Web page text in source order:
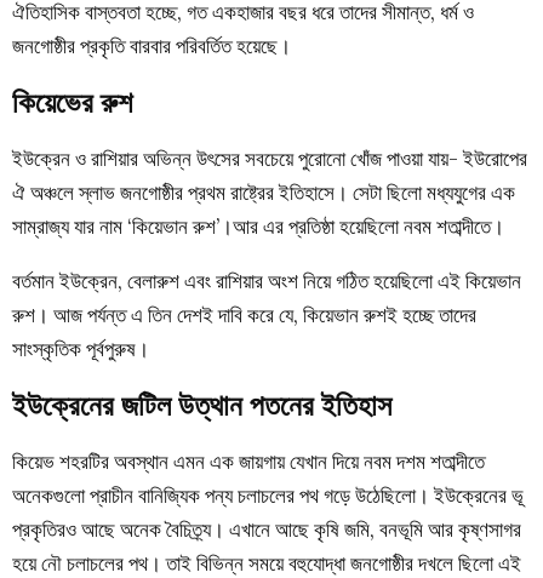
ঐতিহাসিক বাস্তবতা হচ্ছে, গত একহাজার বছর ধরে তাদের সীমান্ত, ধর্ম ও
জনগোষ্ঠীর প্রকৃতি বারবার পরিবর্তিত হয়েছে।
কিয়েভের রুশ
ইউক্রেন ও রাশিয়ার অভিন্ন উৎসের সবচেয়ে পুরোনো খোঁজ পাওয়া যায়- ইউরোপের
ঐ অঞ্চলে স্লাভ জনগোষ্ঠীর প্রথম রাষ্ট্রের ইতিহাসে। সেটা ছিলো মধ্যযুগের এক
সাম্রাজ্য যার নাম ‘কিয়েভান রুশ’।আর এর প্রতিষ্ঠা হয়েছিলো নবম শতাব্দীতে।
বর্তমান ইউক্রেন, বেলারুশ এবং রাশিয়ার অংশ নিয়ে গঠিত হয়েছিলো এই কিয়েভান
রুশ। আজ পর্যন্ত এ তিন দেশই দাবি করে যে, কিয়েভান রুশই হচ্ছে তাদের
সাংস্কৃতিক পূর্বপুরুষ।
ইউক্রেনের জটিল উত্থান পতনের ইতিহাস
কিয়েভ শহরটির অবস্থান এমন এক জায়গায় যেখান দিয়ে নবম দশম শতাব্দীতে
অনেকগুলো প্রাচীন বানিজ্যিক পন্য চলাচলের পথ গড়ে উঠেছিলো। ইউক্রেনের ভূ
প্রকৃতিরও আছে অনেক বৈচিত্র্য। এখানে আছে কৃষি জমি, বনভূমি আর কৃষ্ণসাগর
হয়ে নৌ চলাচলের পথ। তাই বিভিন্ন সময়ে বহুযোদ্ধা জনগোষ্ঠীর দখলে ছিলো এই